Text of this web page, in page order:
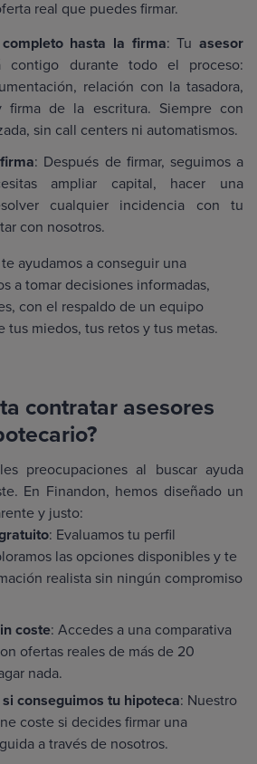
real que puedes firmar.
hasta la firma: Tuasesor
contigo durante todo el proceso:
relación con la tasadora,
firma de la escritura. Siempre con
sin call centers ni automatismos.
: Después de firmar, seguimos a
ampliar capital, hacer una
cualquier incidencia con tu
con nosotros.
ayudamos a conseguir una
a tomar decisiones informadas,
con el respaldo de un equipo
miedos, tus retos y tus metas.
contratar asesores
preocupaciones al buscar ayuda
En Finandon, hemos diseñado un
y justo:
: Evaluamos tu perfil
las opciones disponibles y te
realista sin ningún compromiso
coste: Accedes a una comparativa
ofertas reales de más de 20
nada.
conseguimos tu hipoteca: Nuestro
coste si decides firmar una
a través de nosotros.